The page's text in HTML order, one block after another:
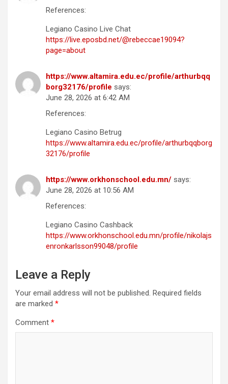
References:
Legiano Casino Live Chat
https://live.eposbd.net/@rebeccae19094?
page=about
https://www.altamira.edu.ec/profile/arthurbqq
borg32176/profile says:
June 28, 2026 at 6:42 AM
References:
Legiano Casino Betrug
https://www.altamira.edu.ec/profile/arthurbqqborg
32176/profile
https://www.orkhonschool.edu.mn/ says:
June 28, 2026 at 10:56 AM
References:
Legiano Casino Cashback
https://www.orkhonschool.edu.mn/profile/nikolajs
enronkarlsson99048/profile
Leave a Reply
Your email address will not be published. Required fields
are marked *
Comment *